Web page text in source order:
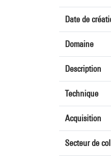
Date de
Domaine
Description
Technique
Acquisition
Secteur de